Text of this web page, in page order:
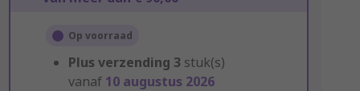
Op voorraad
Plus verzending 3 stuk(s)
vanaf 10 augustus 2026